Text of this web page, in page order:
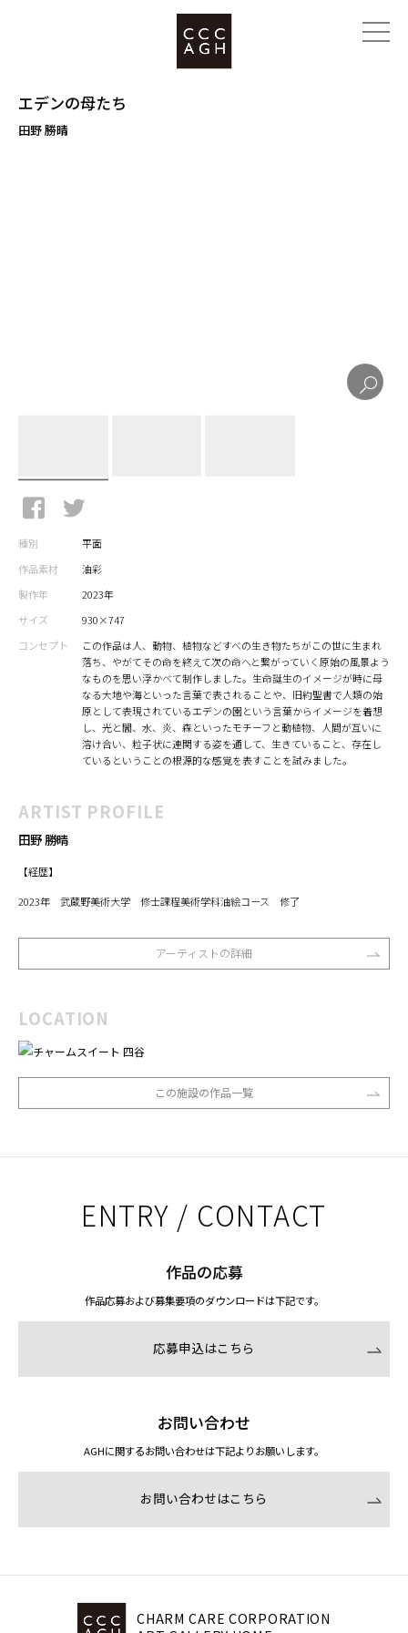
エデンの母たち
田野 勝晴
種別
平面
作品素材
油彩
製作年
2023年
サイズ
930×747
コンセプト
この作品は人、動物、植物などすべの生き物たちがこの世に生まれ
落ち、やがてその命を終えて次の命へと繋がっていく原始の風景よう
なものを思い浮かべて制作しました。生命誕生のイメージが時に母
なる大地や海といった言葉で表されることや、旧約聖書で人類の始
原として表現されているエデンの園という言葉からイメージを着想
し、光と闇、水、炎、森といったモチーフと動植物、人間が互いに
溶け合い、粒子状に連関する姿を通して、生きていること、存在し
ているということの根源的な感覚を表すことを試みました。
ARTIST PROFILE
田野 勝晴
【経歴】
2023年 武蔵野美術大学 修士課程美術学科油絵コース 修了
アーティストの詳細
LOCATION
この施設の作品一覧
ENTRY / CONTACT
作品の応募
作品応募および募集要項のダウンロードは下記です。
応募申込はこちら
お問い合わせ
AGHに関するお問い合わせは下記よりお願いします。
お問い合わせはこちら
CHARM CARE CORPORATION